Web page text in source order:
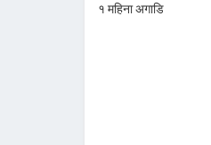
१ महिना अगाडि